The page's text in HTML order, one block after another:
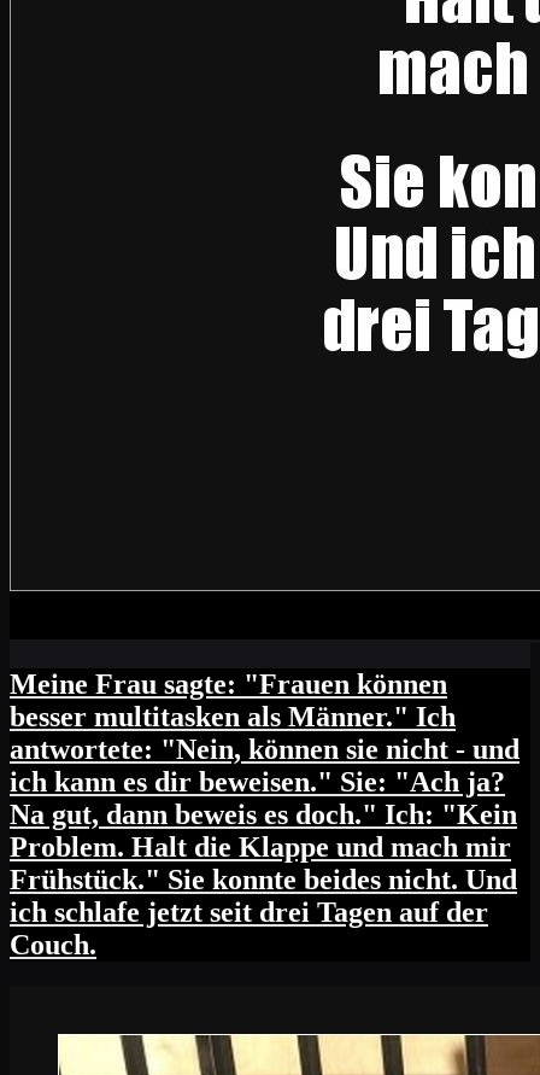
Meine Frau sagte: "Frauen können
besser multitasken als Männer." Ich
antwortete: "Nein, können sie nicht - und
ich kann es dir beweisen." Sie: "Ach ja?
Na gut, dann beweis es doch." Ich: "Kein
Problem. Halt die Klappe und mach mir
Frühstück." Sie konnte beides nicht. Und
ich schlafe jetzt seit drei Tagen auf der
Couch.